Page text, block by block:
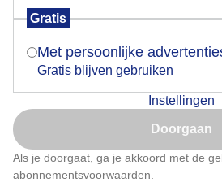
Gratis
Met persoonlijke
Gratis blijven gebruiken
Instellingen
Doorgaan
Als je doorgaat, ga je akkoord met de
abonnementsvoorwaarden
Door: Yvonne Balk Gemaakt: 23-10-2025,
Is goed, toon de
Nu niet,
Klik hierom dit aan te